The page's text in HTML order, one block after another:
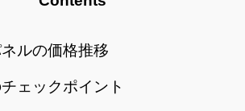
ルの価格推移
ェックポイント